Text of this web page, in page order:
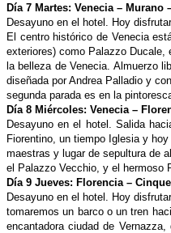
Día 7 Martes: Venecia – Murano
Desayuno en el hotel. Hoy
El centro histórico de Venecia
exteriores) como Palazzo
la belleza de Venecia. Almuerzo
diseñada por Andrea Palladio y
segunda parada es en la
Día 8 Miércoles: Venecia –
Desayuno en el hotel. Salida
Fiorentino, un tiempo Iglesia y
maestras y lugar de sepultura de
el Palazzo Vecchio, y el hermoso
Día 9 Jueves: Florencia –
Desayuno en el hotel. Hoy
tomaremos un barco o un tren
encantadora ciudad de